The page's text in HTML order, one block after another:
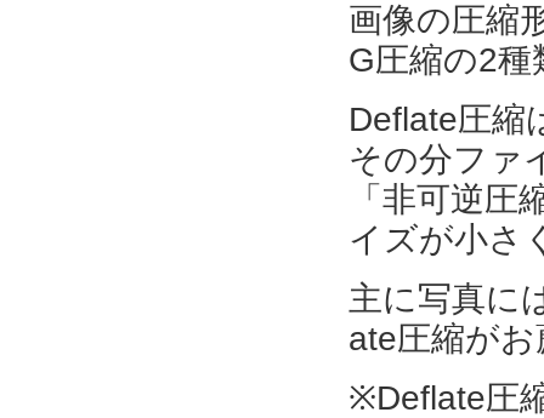
画像の圧縮
G圧縮の2
Deflate圧縮
その分ファ
「非可逆
イズが小さ
主に写真に
ate圧縮が
※Deflate圧